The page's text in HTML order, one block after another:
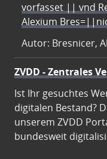
vorfasset || vnd
Alexium
Autor: Bresnicer,
ZVDD - Zentrales
Ist Ihr gesuchtes
digitalen Bestand?
unserem ZVDD
bundesweit